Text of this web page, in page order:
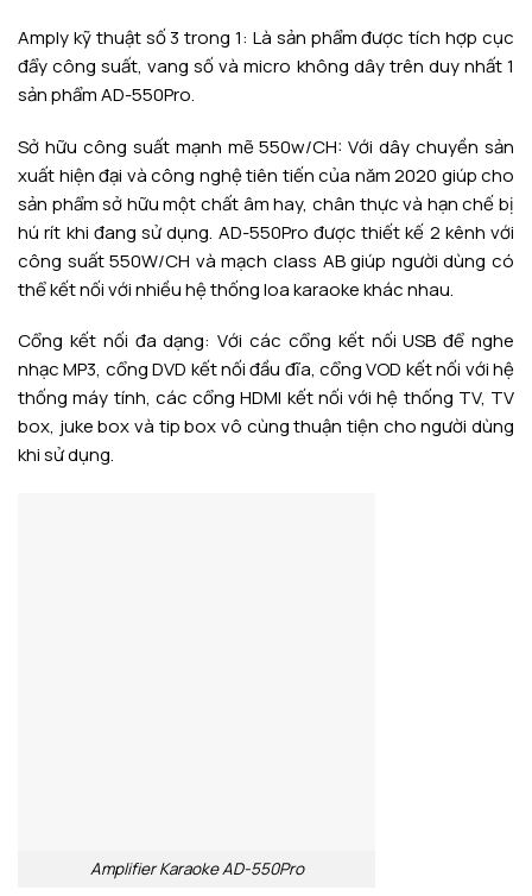
Amply kỹ thuật số 3 trong 1: Là sản phẩm được tích hợp cục
đẩy công suất, vang số và micro không dây trên duy nhất 1
sản phẩm AD-550Pro.
Sở hữu công suất mạnh mẽ 550w/CH: Với dây chuyền sản
xuất hiện đại và công nghệ tiên tiến của năm 2020 giúp cho
sản phẩm sở hữu một chất âm hay, chân thực và hạn chế bị
hú rít khi đang sử dụng. AD-550Pro được thiết kế 2 kênh với
công suất 550W/CH và mạch class AB giúp người dùng có
thể kết nối với nhiều hệ thống loa karaoke khác nhau.
Cổng kết nối đa dạng: Với các cổng kết nối USB để nghe
nhạc MP3, cổng DVD kết nối đầu đĩa, cổng VOD kết nối với hệ
thống máy tính, các cổng HDMI kết nối với hệ thống TV, TV
box, juke box và tip box vô cùng thuận tiện cho người dùng
khi sử dụng.
Amplifier Karaoke AD-550Pro